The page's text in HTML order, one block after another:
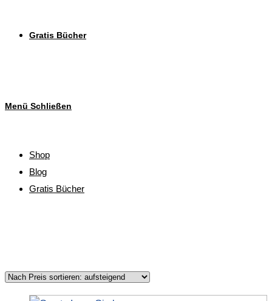
Gratis Bücher
Menü Schließen
Shop
Blog
Gratis Bücher